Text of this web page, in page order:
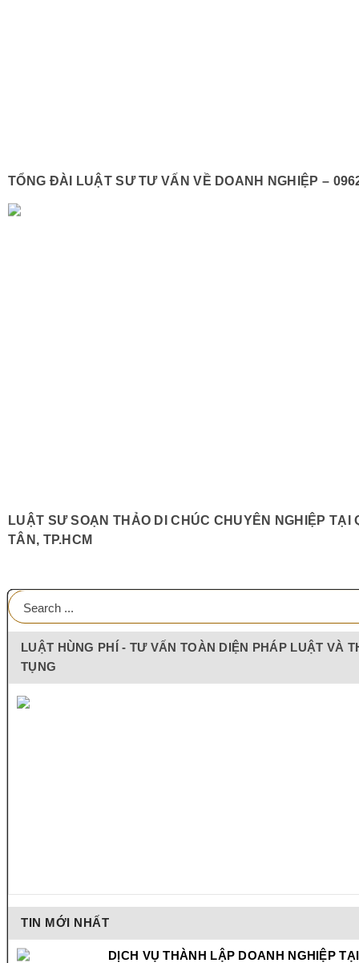
TỔNG ĐÀI LUẬT SƯ TƯ VẤN VỀ DOANH NGHIỆP –
LUẬT SƯ SOẠN THẢO DI CHÚC CHUYÊN NGHIỆP TẠI
TÂN, TP.HCM
LUẬT HÙNG PHÍ - TƯ VẤN TOÀN DIỆN PHÁP LUẬT VÀ
TỤNG
TIN MỚI NHẤT
DỊCH VỤ THÀNH LẬP DOANH NGHIỆP